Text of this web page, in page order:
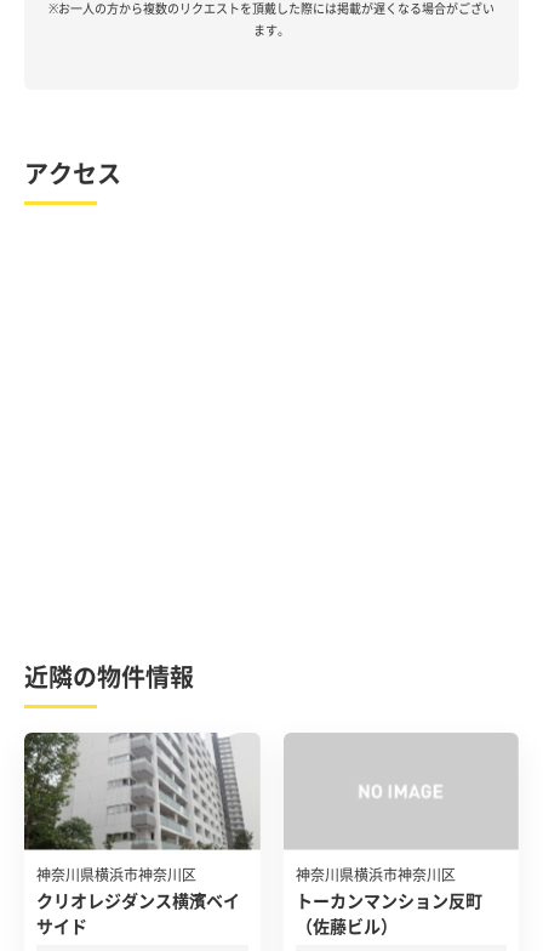
※お一人の方から複数のリクエストを頂戴した際には掲載が遅くなる場合がござい
ます。
アクセス
近隣の物件情報
神奈川県横浜市神奈川区
クリオレジダンス横濱ベイ
サイド
神奈川県横浜市神奈川区
トーカンマンション反町
（佐藤ビル）